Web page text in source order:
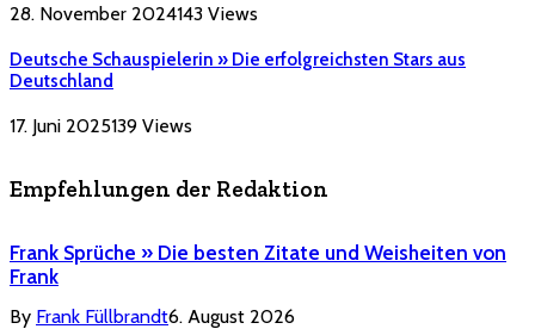
28. November 2024143 Views
Deutsche Schauspielerin » Die erfolgreichsten Stars aus
Deutschland
17. Juni 2025139 Views
Empfehlungen der Redaktion
Frank Sprüche » Die besten Zitate und Weisheiten von
Frank
By Frank Füllbrandt6. August 2026